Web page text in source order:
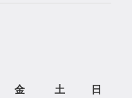
金 土 日